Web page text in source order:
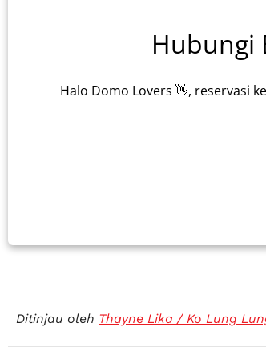
Hubungi
Halo Domo Lovers 👋, reservasi
Ditinjau oleh Thayne Lika / Ko Lung